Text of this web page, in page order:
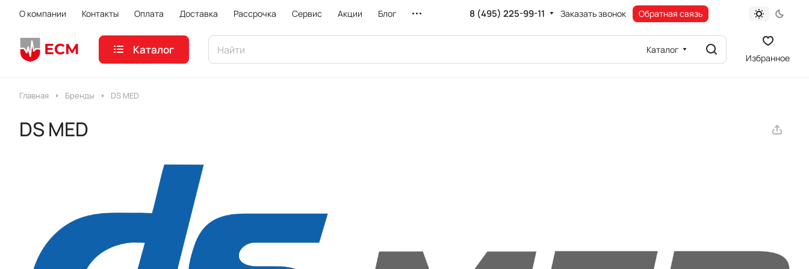
О компании Контакты Оплата Доставка Рассрочка Сервис Акции Блог 8 (495) 225-99-11 Заказать звонок Обратная связь
Каталог Каталог
Избранное
Главная Бренды DS MED
DS MED